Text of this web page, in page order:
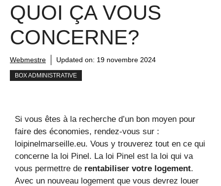
QUOI ÇA VOUS
CONCERNE?
Webmestre Updated on: 19 novembre 2024
BOX ADMINISTRATIVE
Si vous êtes à la recherche d’un bon moyen pour
faire des économies, rendez-vous sur :
loipinelmarseille.eu. Vous y trouverez tout en ce qui
concerne la loi Pinel. La loi Pinel est la loi qui va
vous permettre de rentabiliser votre logement.
Avec un nouveau logement que vous devrez louer